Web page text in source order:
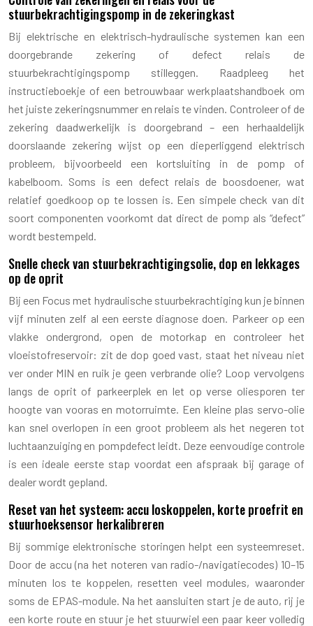
stuurbekrachtigingspomp in de zekeringkast
Bij elektrische en elektrisch-hydraulische systemen kan een
doorgebrande zekering of defect relais de
stuurbekrachtigingspomp stilleggen. Raadpleeg het
instructieboekje of een betrouwbaar werkplaatshandboek om
het juiste zekeringsnummer en relais te vinden. Controleer of de
zekering daadwerkelijk is doorgebrand – een herhaaldelijk
doorslaande zekering wijst op een dieperliggend elektrisch
probleem, bijvoorbeeld een kortsluiting in de pomp of
kabelboom. Soms is een defect relais de boosdoener, wat
relatief goedkoop op te lossen is. Een simpele check van dit
soort componenten voorkomt dat direct de pomp als “defect”
wordt bestempeld.
Snelle check van stuurbekrachtigingsolie, dop en lekkages
op de oprit
Bij een Focus met hydraulische stuurbekrachtiging kun je binnen
vijf minuten zelf al een eerste diagnose doen. Parkeer op een
vlakke ondergrond, open de motorkap en controleer het
vloeistofreservoir: zit de dop goed vast, staat het niveau niet
ver onder MIN en ruik je geen verbrande olie? Loop vervolgens
langs de oprit of parkeerplek en let op verse oliesporen ter
hoogte van vooras en motorruimte. Een kleine plas servo-olie
kan snel overlopen in een groot probleem als het negeren tot
luchtaanzuiging en pompdefect leidt. Deze eenvoudige controle
is een ideale eerste stap voordat een afspraak bij garage of
dealer wordt gepland.
Reset van het systeem: accu loskoppelen, korte proefrit en
stuurhoeksensor herkalibreren
Bij sommige elektronische storingen helpt een systeemreset.
Door de accu (na het noteren van radio-/navigatiecodes) 10–15
minuten los te koppelen, resetten veel modules, waaronder
soms de EPAS-module. Na het aansluiten start je de auto, rij je
een korte route en stuur je het stuurwiel een paar keer volledig